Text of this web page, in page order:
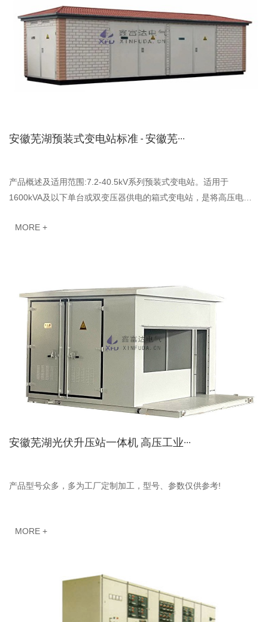
安徽芜湖预装式变电站标准 - 安徽芜···
产品概述及适用范围:7.2-40.5kV系列预装式变电站。适用于
1600kVA及以下单台或双变压器供电的箱式变电站，是将高压电器
MORE +
安徽芜湖光伏升压站一体机 高压工业···
产品型号众多，多为工厂定制加工，型号、参数仅供参考!
MORE +